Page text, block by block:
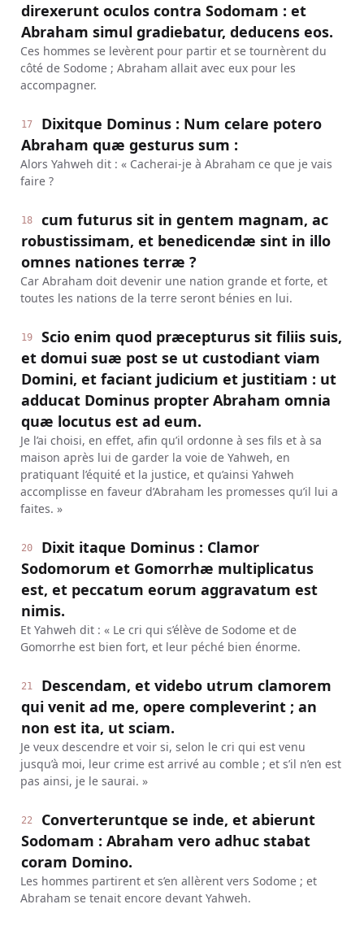
direxerunt oculos contra Sodomam : et
Abraham simul gradiebatur, deducens eos.
Ces hommes se levèrent pour partir et se tournèrent du
côté de Sodome ; Abraham allait avec eux pour les
accompagner.
17
Dixitque Dominus : Num celare potero
Abraham quæ gesturus sum :
Alors Yahweh dit : « Cacherai-je à Abraham ce que je vais
faire ?
18
cum futurus sit in gentem magnam, ac
robustissimam, et benedicendæ sint in illo
omnes nationes terræ ?
Car Abraham doit devenir une nation grande et forte, et
toutes les nations de la terre seront bénies en lui.
19
Scio enim quod præcepturus sit filiis suis,
et domui suæ post se ut custodiant viam
Domini, et faciant judicium et justitiam : ut
adducat Dominus propter Abraham omnia
quæ locutus est ad eum.
Je l’ai choisi, en effet, afin qu’il ordonne à ses fils et à sa
maison après lui de garder la voie de Yahweh, en
pratiquant l’équité et la justice, et qu’ainsi Yahweh
accomplisse en faveur d’Abraham les promesses qu’il lui a
faites. »
20
Dixit itaque Dominus : Clamor
Sodomorum et Gomorrhæ multiplicatus
est, et peccatum eorum aggravatum est
nimis.
Et Yahweh dit : « Le cri qui s’élève de Sodome et de
Gomorrhe est bien fort, et leur péché bien énorme.
21
Descendam, et videbo utrum clamorem
qui venit ad me, opere compleverint ; an
non est ita, ut sciam.
Je veux descendre et voir si, selon le cri qui est venu
jusqu’à moi, leur crime est arrivé au comble ; et s’il n’en est
pas ainsi, je le saurai. »
22
Converteruntque se inde, et abierunt
Sodomam : Abraham vero adhuc stabat
coram Domino.
Les hommes partirent et s’en allèrent vers Sodome ; et
Abraham se tenait encore devant Yahweh.